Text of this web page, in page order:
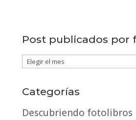
Post publicados por
Post
por
fecha
Categorías
Descubriendo fotolibros